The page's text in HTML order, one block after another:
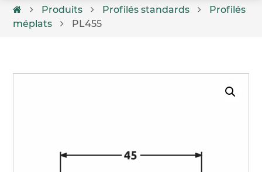
Produits Profilés standards
Profilés
méplats
PL455